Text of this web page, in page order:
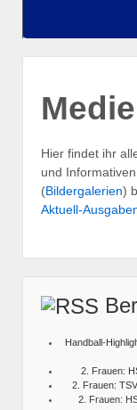
Hier findet ihr
und
(Bildergalerien)
Aktuell-
Handball-
2. Frauen:
2. Frauen:
2. Frauen: